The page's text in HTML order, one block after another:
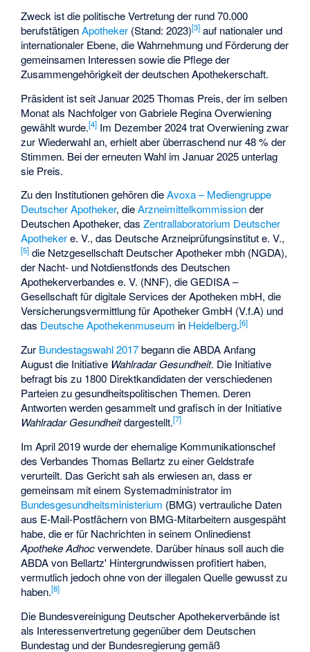
Zweck ist die politische Vertretung der rund 70.000
berufstätigenApotheker (Stand: 2023)[3] auf nationaler und
internationaler Ebene, die Wahrnehmung und Förderung der
gemeinsamen Interessen sowie die Pflege der
Zusammengehörigkeit der deutschen Apothekerschaft.
Präsident ist seit Januar 2025 Thomas Preis, der im selben
Monat als Nachfolger von Gabriele Regina Overwiening
gewählt wurde.[4] Im Dezember 2024 trat Overwiening zwar
zur Wiederwahl an, erhielt aber überraschend nur 48 % der
Stimmen. Bei der erneuten Wahl im Januar 2025 unterlag
sie Preis.
Zu den Institutionen gehören dieAvoxa – Mediengruppe
Deutscher Apotheker, dieArzneimittelkommissionder
Deutschen Apotheker, dasZentrallaboratorium Deutscher
Apothekere. V., das Deutsche Arzneiprüfungsinstitut e. V.,
[5] die Netzgesellschaft Deutscher Apotheker mbh (NGDA),
der Nacht- und Notdienstfonds des Deutschen
Apothekerverbandes e. V. (NNF), die GEDISA –
Gesellschaft für digitale Services der Apotheken mbH, die
Versicherungsvermittlung für Apotheker GmbH (V.f.A) und
das Deutsche Apothekenmuseum in Heidelberg.[6]
Zur Bundestagswahl 2017begann die ABDA Anfang
August die Initiative Wahlradar Gesundheit. Die Initiative
befragt bis zu 1800 Direktkandidaten der verschiedenen
Parteien zu gesundheitspolitischen Themen. Deren
Antworten werden gesammelt und grafisch in der Initiative
Wahlradar Gesundheitdargestellt.[7]
Im April 2019 wurde der ehemalige Kommunikationschef
des Verbandes Thomas Bellartz zu einer Geldstrafe
verurteilt. Das Gericht sah als erwiesen an, dass er
gemeinsam mit einem Systemadministrator im
Bundesgesundheitsministerium (BMG) vertrauliche Daten
aus E-Mail-Postfächern von BMG-Mitarbeitern ausgespäht
habe, die er für Nachrichten in seinem Onlinedienst
Apotheke Adhocverwendete. Darüber hinaus soll auch die
ABDA von Bellartz' Hintergrundwissen profitiert haben,
vermutlich jedoch ohne von der illegalen Quelle gewusst zu
haben.[8]
Die Bundesvereinigung Deutscher Apothekerverbände ist
als Interessenvertretung gegenüber dem Deutschen
Bundestag und der Bundesregierung gemäß